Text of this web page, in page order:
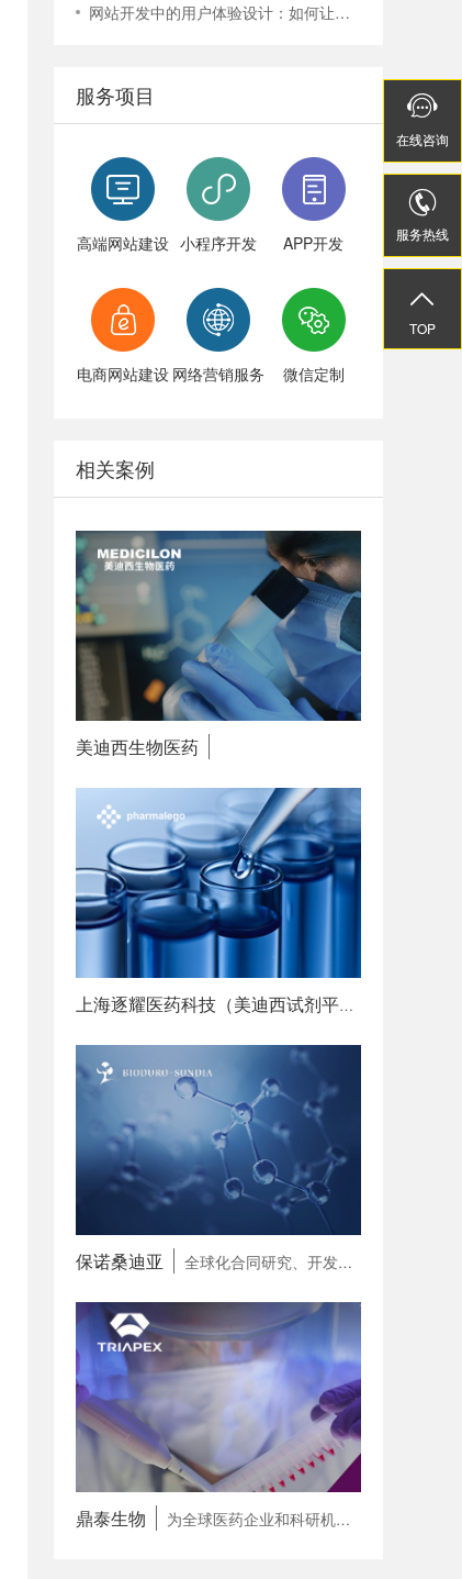
网站开发中的用户体验设计：如何让您的网站更容易使用
服务项目
高端网站建设 小程序开发 APP开发
电商网站建设 网络营销服务 微信定制
相关案例
美迪西生物医药
上海逐耀医药科技（美迪西试剂平台）
保诺桑迪亚 全球化合同研究、开发和生产一体化合作伙伴（CRDMO）
鼎泰生物 为全球医药企业和科研机构提供专病领域 一站式研发赋能

在线咨询

服务热线

TOP

在线咨询

服务热线

TOP